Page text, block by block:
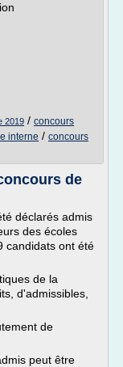
2019 / concours
interne / concours
de
déclarés admis
des écoles
candidats ont été
de la
d'admissibles,
de
peut être